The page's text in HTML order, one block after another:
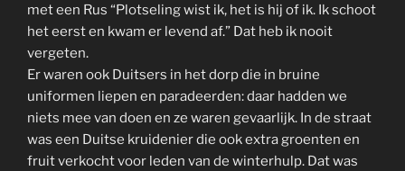
met een Rus “Plotseling wist ik, het is hij of ik. Ik schoot
het eerst en kwam er levend af.” Dat heb ik nooit
vergeten.
Er waren ook Duitsers in het dorp die in bruine
uniformen liepen en paradeerden: daar hadden we
niets mee van doen en ze waren gevaarlijk. In de straat
was een Duitse kruidenier die ook extra groenten en
fruit verkocht voor leden van de winterhulp. Dat was